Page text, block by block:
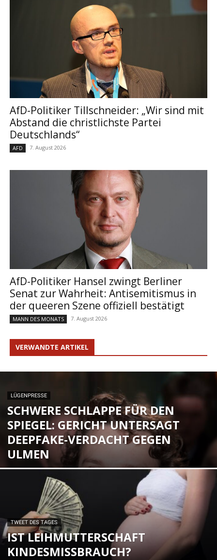
AfD-Politiker Tillschneider: „Wir sind mit
Abstand die christlichste Partei
Deutschlands“
AFD 7. August 2026
AfD-Politiker Hansel zwingt Berliner
Senat zur Wahrheit: Antisemitismus in
der queeren Szene offiziell bestätigt
MANN DES MONATS 7. August 2026
VERWANDTE ARTIKEL
LÜGENPRESSE
SCHWERE SCHLAPPE FÜR DEN
SPIEGEL: GERICHT UNTERSAGT
DEEPFAKE-VERDACHT GEGEN
ULMEN
TWEET DES TAGES
IST LEIHMUTTERSCHAFT
KINDESMISSBRAUCH?